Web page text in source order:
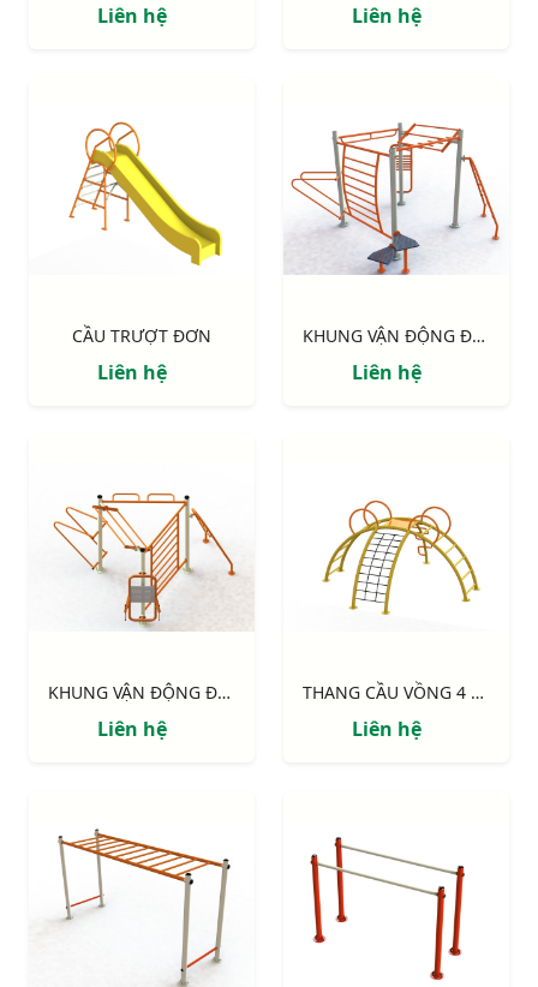
Liên hệ Liên hệ
CẦU TRƯỢT ĐƠN
Liên hệ
KHUNG VẬN ĐỘNG ĐA NĂNG 4 MẶT
Liên hệ
KHUNG VẬN ĐỘNG ĐA NĂNG 3 MẶT
Liên hệ
THANG CẦU VỒNG 4 HƯỚNG
Liên hệ